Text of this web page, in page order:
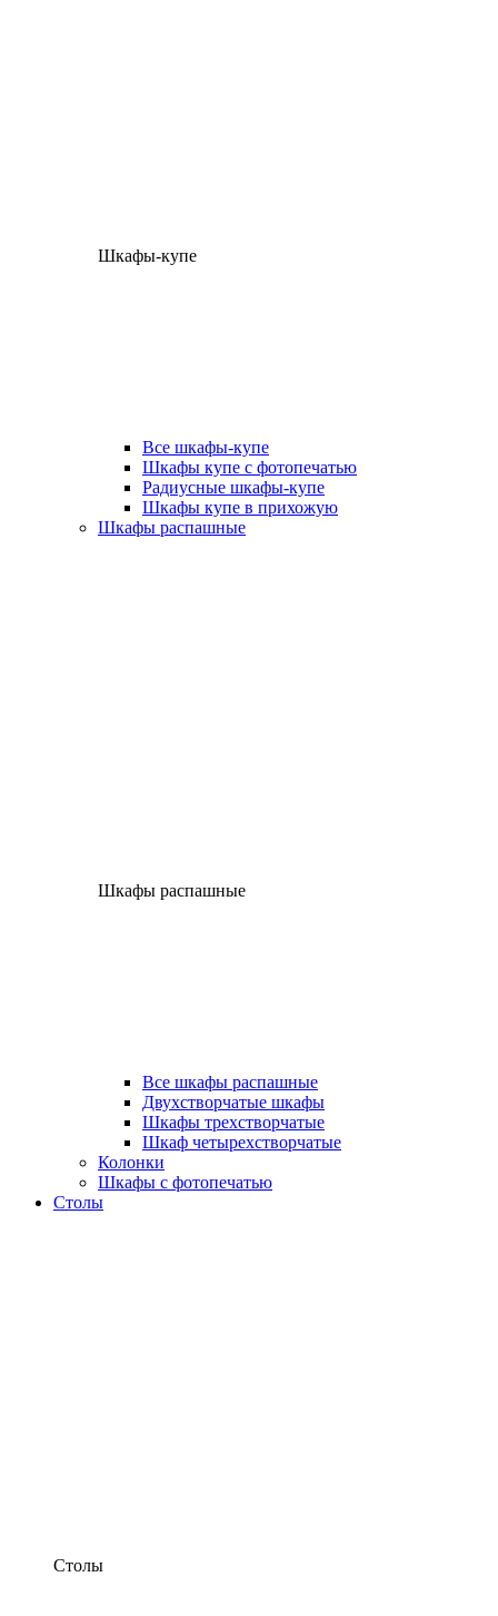
Шкафы-купе
Все шкафы-купе
Шкафы купе с фотопечатью
Радиусные шкафы-купе
Шкафы купе в прихожую
Шкафы распашные
Шкафы распашные
Все шкафы распашные
Двухстворчатые шкафы
Шкафы трехстворчатые
Шкаф четырехстворчатые
Колонки
Шкафы с фотопечатью
Столы
Столы